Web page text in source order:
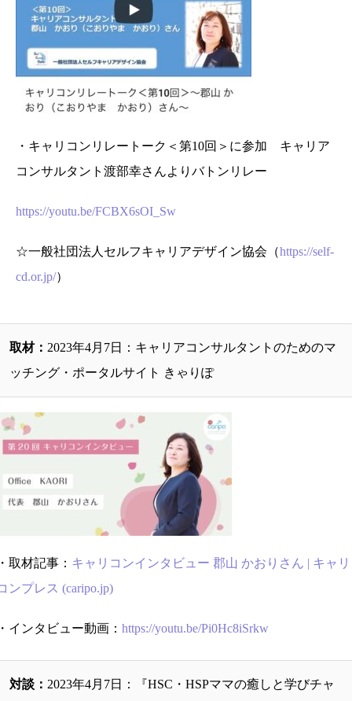
・キャリコンリレートーク＜第10回＞に参加 キャリア
コンサルタント渡部幸さんよりバトンリレー
https://youtu.be/FCBX6sOI_Sw
☆一般社団法人セルフキャリアデザイン協会（https://self-
cd.or.jp/）
取材： 2023年4月7日：キャリアコンサルタントのためのマ
ッチング・ポータルサイト きゃりぽ
取材記事： キャリコンインタビュー 郡山 かおりさん | キャリ
ンプレス (caripo.jp)
インタビュー動画： https://youtu.be/Pi0Hc8iSrkw
対談： 2023年4月7日：『HSC・HSPママの癒しと学びチャ